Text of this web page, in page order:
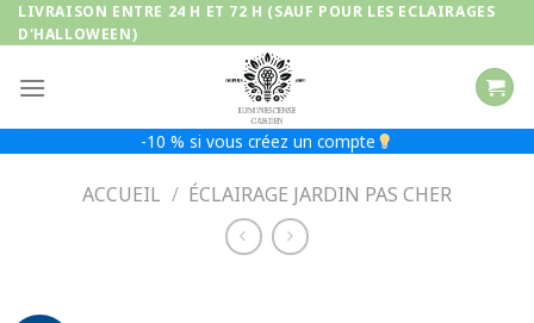
Passer
au
LIVRAISON ENTRE 24 H ET 72 H (SAUF POUR LES ECLAIRAGES
D'HALLOWEEN)
-10 % si vous créez un compte
ACCUEIL / ÉCLAIRAGE JARDIN PAS CHER